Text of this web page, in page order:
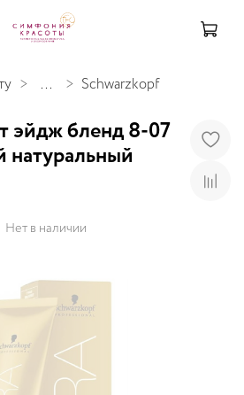
... Schwarzkopf
эйдж бленд 8-07
Нет в наличии